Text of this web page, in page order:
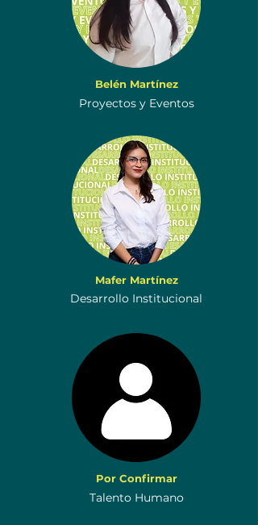
Belén Martínez
Proyectos y Eventos
Mafer Martínez
Desarrollo Institucional
Por Confirmar
Talento Humano